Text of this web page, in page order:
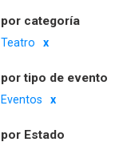
por categoría
Teatro
por tipo de evento
Eventos
por Estado